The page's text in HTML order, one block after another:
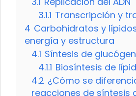
3.1.1 Transcripción y
4 Carbohidratos y
energía y estructura
4.1 Síntesis de
4.1.1 Biosíntesis de
4.2 ¿Cómo se
reacciones de síntesis